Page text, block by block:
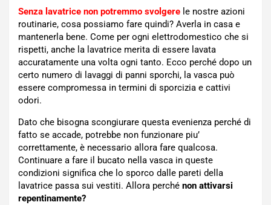
Senza lavatrice non potremmo svolgere le nostre azioni
routinarie, cosa possiamo fare quindi? Averla in casa e
mantenerla bene. Come per ogni elettrodomestico che si
rispetti, anche la lavatrice merita di essere lavata
accuratamente una volta ogni tanto. Ecco perché dopo un
certo numero di lavaggi di panni sporchi, la vasca può
essere compromessa in termini di sporcizia e cattivi
odori.
Dato che bisogna scongiurare questa evenienza perché di
fatto se accade, potrebbe non funzionare piu’
correttamente, è necessario allora fare qualcosa.
Continuare a fare il bucato nella vasca in queste
condizioni significa che lo sporco dalle pareti della
lavatrice passa sui vestiti. Allora perché non attivarsi
repentinamente?